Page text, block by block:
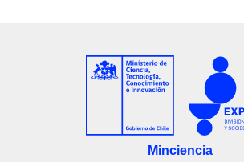
Minciencia